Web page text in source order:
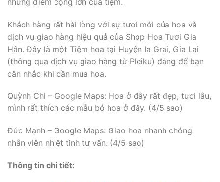
Khách hàng rất hài lòng với sự tươi mới của hoa và
dịch vụ giao hàng hiệu quả của Shop Hoa Tươi Gia
Hân. Đây là một Tiệm hoa tại Huyện Ia Grai, Gia Lai
(thông qua dịch vụ giao hàng từ Pleiku) đáng để bạn
cân nhắc khi cần mua hoa.
Quỳnh Chi – Google Maps: Hoa ở đây rất đẹp, tươi lâu,
mình rất thích các mẫu bó hoa ở đây. (4/5 sao)
Đức Mạnh – Google Maps: Giao hoa nhanh chóng,
nhân viên nhiệt tình tư vấn. (4/5 sao)
Thông tin chi tiết: